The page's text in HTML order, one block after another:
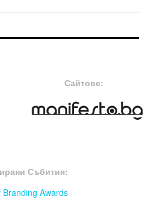
Сайтове:
Събития:
Branding Awards